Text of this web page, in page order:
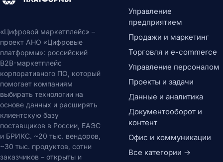
«Цифровой маркетплейс» –
проект АНО «Цифровые
платформы»: российский
B2B-маркетплейс
корпоративного ПО, который
помогает компаниям
выбирать технологии на
основе данных и расширять
клиентскую базу
поставщиков в России, ЕАЭС
и БРИКС. ~20 тыс. вендоров,
~30 тыс. продуктов, сотни
заказчиков – открыты и
Управление
предприятием
Продажи и маркетинг
Торговля и e-commerce
Управление персоналом
Проекты и задачи
Данные и аналитика
Документооборот и
контент
Офис и коммуникации
Все категории →